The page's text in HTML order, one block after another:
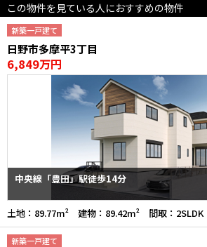
この物件を見ている人におすすめの物件
新築一戸建て
日野市多摩平3丁目
6,849万円
中央線「豊田」駅徒歩14分
土地：89.77m² 建物：89.42m² 間取：2SLDK
新築一戸建て